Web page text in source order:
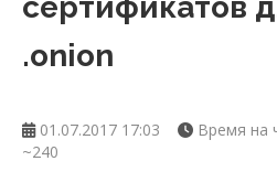
.onion
01.07.2017 17:03
Время на
~240